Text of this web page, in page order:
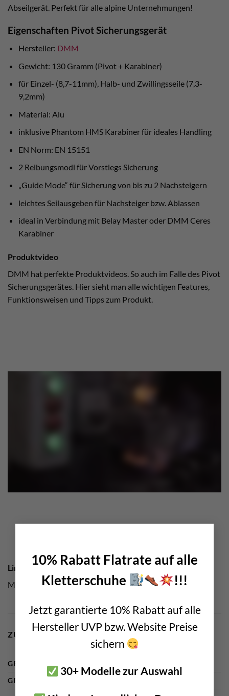
10% Rabatt Flatrate auf alle
Kletterschuhe
!!!
Jetzt garantierte 10% Rabatt auf alle
Hersteller UVP bzw. Website Preise
sichern
30+ Modelle zur Auswahl
Abseilgerät. Perfekt für alle alpine Unternehmungen!
Eigenschaften Pivot Sicherungsgerät
Hersteller: DMM
Gewicht: 130 Gramm (Pivot + Karabiner)
für Einzel- (8,7-11mm), Halb- und Zwillingsseile (7,3-
9,2mm)
Material: Alu
inklusive Phantom HMS Karabiner für ideales Handling
EN Norm: EN 15151
2 Reibungsmodi für Vorstiegs Sicherung
„Guide Mode“ für Sicherung von bis zu 2 Nachsteigern
leichtes Seilausgeben für Nachsteiger bzw. Ablassen
ideal in Verbindung mit Belay Master oder DMM Ceres
Karabiner
Produktvideo
DMM hat perfekte Produktvideos. So auch im Falle des Pivot
Sicherungsgerätes. Hier sieht man alle wichtigen Features,
Funktionsweisen und Tipps zum Produkt.
Link Tipp
Mehr Infos zum Produkt gibt es beimHersteller
ZUSÄTZLICHE INFORMATIONEN
GEWICHT
GRÖSSE